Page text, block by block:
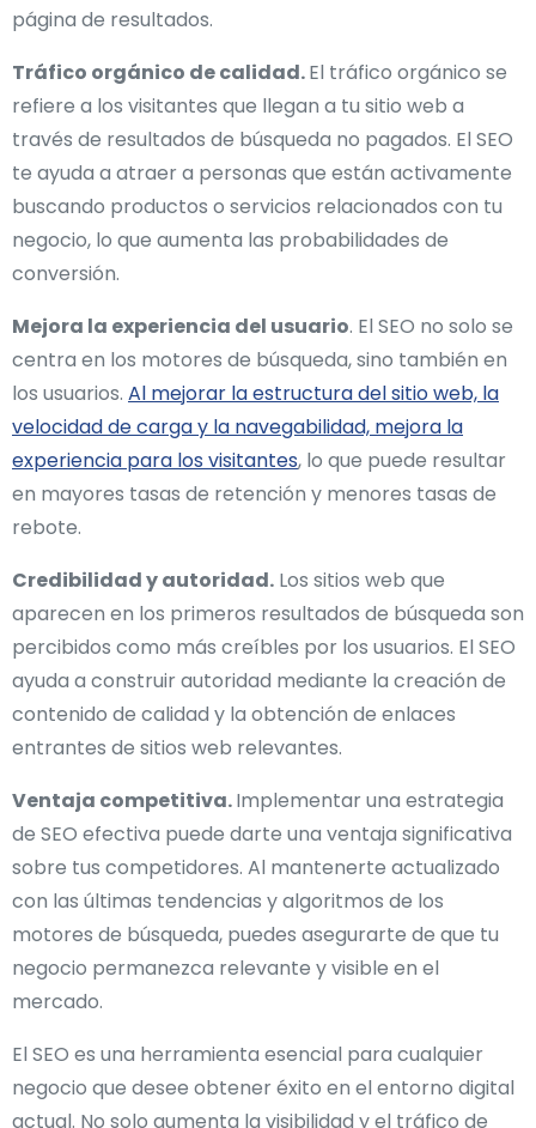
página de resultados.
Tráfico orgánico de calidad.El tráfico orgánico se
refiere a los visitantes que llegan a tu sitio web a
través de resultados de búsqueda no pagados. El SEO
te ayuda a atraer a personas que están activamente
buscando productos o servicios relacionados con tu
negocio, lo que aumenta las probabilidades de
conversión.
Mejora la experiencia del usuario. El SEO no solo se
centra en los motores de búsqueda, sino también en
los usuarios. Al mejorar la estructura del sitio web, la
velocidad de carga y la navegabilidad, mejora la
experiencia para los visitantes, lo que puede resultar
en mayores tasas de retención y menores tasas de
rebote.
Credibilidad y autoridad. Los sitios web que
aparecen en los primeros resultados de búsqueda son
percibidos como más creíbles por los usuarios. El SEO
ayuda a construir autoridad mediante la creación de
contenido de calidad y la obtención de enlaces
entrantes de sitios web relevantes.
Ventaja competitiva.Implementar una estrategia
de SEO efectiva puede darte una ventaja significativa
sobre tus competidores. Al mantenerte actualizado
con las últimas tendencias y algoritmos de los
motores de búsqueda, puedes asegurarte de que tu
negocio permanezca relevante y visible en el
mercado.
El SEO es una herramienta esencial para cualquier
negocio que desee obtener éxito en el entorno digital
actual. No solo aumenta la visibilidad y el tráfico de